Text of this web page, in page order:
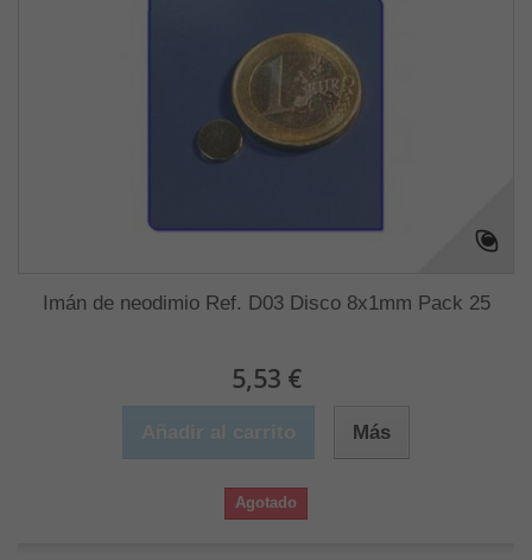
Imán de neodimio Ref. D03 Disco 8x1mm Pack 25
5,53 €
Más
Agotado